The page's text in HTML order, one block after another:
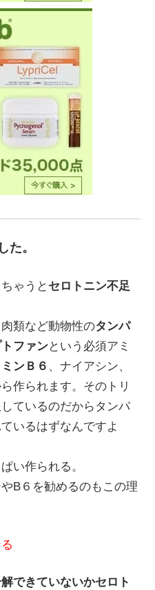
た。
ゃうと セロトニン不足
類など動物性のタンパ
ファンという必須アミ
ンＢ６ 、ナイアシン、
作られます。そのトリ
ているのだからタンパ
いるはずなんですよ
い作られる。
B６を勧めるのもこの理
できていないかセロト